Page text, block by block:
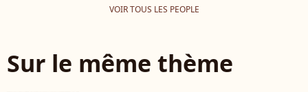
VOIR TOUS LES PEOPLE
Sur le même thème